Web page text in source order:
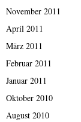
November 2011
April 2011
März 2011
Februar 2011
Januar 2011
Oktober 2010
August 2010